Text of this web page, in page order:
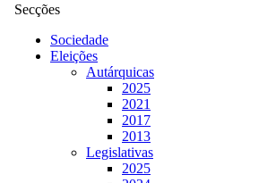
Secções
Sociedade
Eleições
Autárquicas
2025
2021
2017
2013
Legislativas
2025